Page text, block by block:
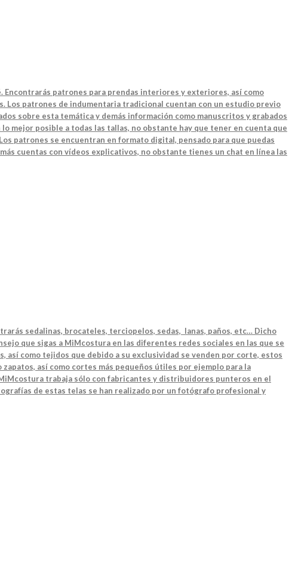
Encontrarás patrones para prendas interiores y exteriores, así como
Los patrones de indumentaria tradicional cuentan con un estudio previo
sobre esta temática y demás información como manuscritos y grabados
mejor posible a todas las tallas, no obstante hay que tener en cuenta que
patrones se encuentran en formato digital, pensado para que puedas
cuentas con vídeos explicativos, no obstante tienes un chat en línea las
sedalinas, brocateles, terciopelos, sedas, lanas, paños, etc… Dicho
que sigas a MiMcostura en las diferentes redes sociales en las que se
así como tejidos que debido a su exclusividad se venden por corte, estos
así como cortes más pequeños útiles por ejemplo para la
trabaja sólo con fabricantes y distribuidores punteros en el
de estas telas se han realizado por un fotógrafo profesional y